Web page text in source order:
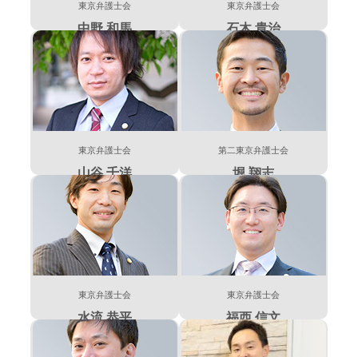
東京弁護士会
中野 和馬
東京弁護士会
石木 貴治
東京弁護士会
山谷 千洋
第二東京弁護士会
堀 翔志
東京弁護士会
水流 恭平
東京弁護士会
福西 信文